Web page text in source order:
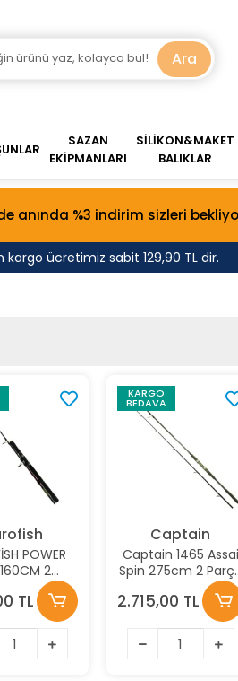
anında %3 indirim sizleri
ücretimiz sabit 129,90 TL dir.
Ara
SAZAN
EKİPMANLARI
SİLİKON&MAKET
BALIKLAR
POWER
2
BOT/TEKNE
TL
KARGO
BEDAVA
Captain
Captain 1465 Assai
Spin 275cm 2
Shore Jig Kamışı
30-125gr Atar
2.715,00 TL